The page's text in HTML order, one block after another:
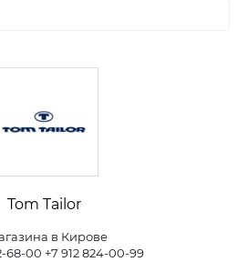
Tom Tailor
в Кирове
68-00 +7 912 824-00-99